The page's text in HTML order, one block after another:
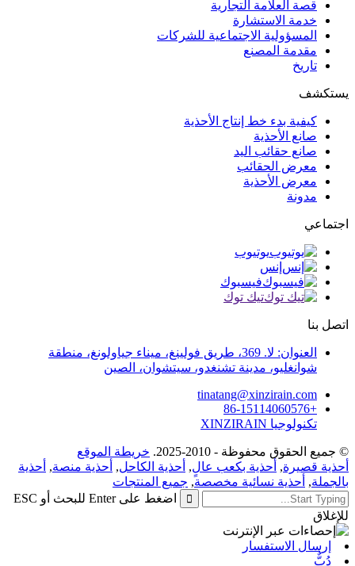
قصة العلامة التجارية
خدمة الاستشارة
المسؤولية الاجتماعية للشركات
مقدمة المصنع
تاريخ
يستكشف
كيفية بدء خط إنتاج الأحذية
صانع الأحذية
صانع حقائب اليد
معرض الحقائب
معرض الأحذية
مدونة
اجتماعي
يوتيوب
إنس
فيسبوك
تيك توك
اتصل بنا
العنوان: لا. 369، طريق فولينغ، ميناء جياولونغ، منطقة
شوانغليو، مدينة تشنغدو، سيتشوان، الصين
tinatang@xinzirain.com
+86-15114060576
تكنولوجيا XINZIRAIN
© جميع الحقوق محفوظة - 2010-2025.
خريطة الموقع
أحذية قصيرة, أحذية بكعب عالٍ, أحذية الكاحل, أحذية منصة, أحذية
بالجملة, أحذية نسائية مخصصة, جميع المنتجات
اضغط على Enter للبحث أو ESC
للإغلاق
إرسال الاستفسار
دُبٌّ